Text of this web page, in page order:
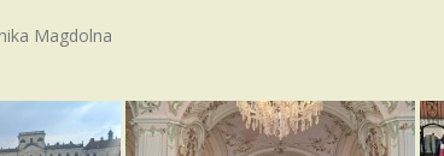
Magdolna